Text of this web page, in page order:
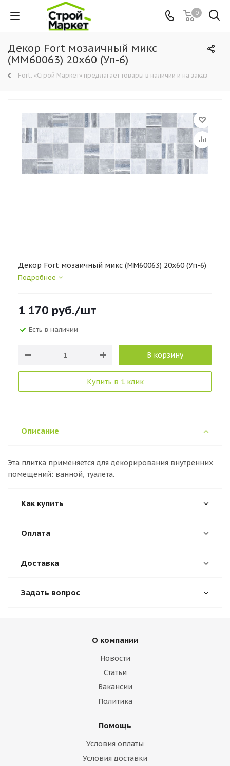
0
Декор Fort мозаичный микс
(ММ60063) 20х60 (Уп-6)
Fort: «Строй Маркет» предлагает товары в наличии и на заказ
Декор Fort мозаичный микс (ММ60063) 20х60 (Уп-6)
Подробнее
1 170 руб./шт
Есть в наличии
В корзину
Купить в 1 клик
Описание
Эта плитка применяется для декорирования внутренних
помещений: ванной, туалета.
Как купить
Оплата
Доставка
Задать вопрос
О компании
Новости
Статьи
Вакансии
Политика
Помощь
Условия оплаты
Условия доставки